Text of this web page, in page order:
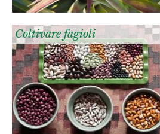
Coltivare fagioli